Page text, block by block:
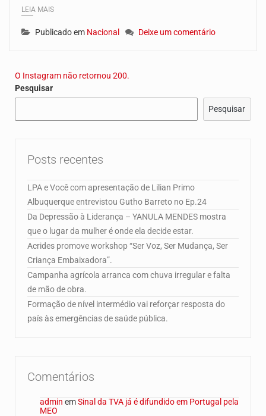
LEIA MAIS
Publicado em Nacional Deixe um comentário
O Instagram não retornou 200.
Pesquisar
Pesquisar
Posts recentes
LPA e Você com apresentação de Lilian Primo
Albuquerque entrevistou Gutho Barreto no Ep.24
Da Depressão à Liderança – YANULA MENDES mostra
que o lugar da mulher é onde ela decide estar.
Acrides promove workshop “Ser Voz, Ser Mudança, Ser
Criança Embaixadora”.
Campanha agrícola arranca com chuva irregular e falta
de mão de obra.
Formação de nível intermédio vai reforçar resposta do
país às emergências de saúde pública.
Comentários
admin emSinal da TVA já é difundido em Portugal pela
MEO